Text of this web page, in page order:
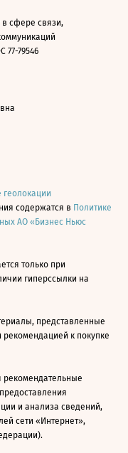
сфере связи,
77-79546
геолокации
содержатся в Политике
АО «Бизнес Ньюс
только при
гиперссылки на
представленные
к покупке
и анализа сведений,
сети «Интернет»,